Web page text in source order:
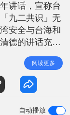
i
n
i
-
P
i
c
u
r
e
讲话，宣称台
九二共识」无
安全与台海和
德的讲话充斥
是不折不扣的
方了解中方的
样，不认同也
朗普结束访
阅读更多
自动播放